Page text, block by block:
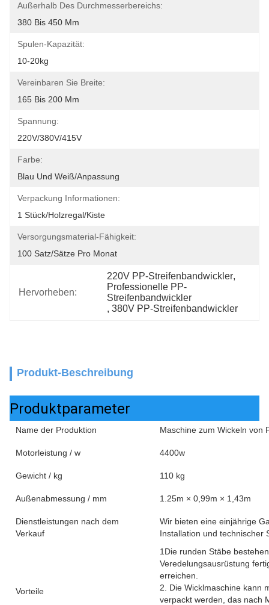
Außerhalb Des Durchmesserbereichs:
380 Bis 450 Mm
Spulen-Kapazität:
10-20kg
Vereinbaren Sie Breite:
165 Bis 200 Mm
Spannung:
220V/380V/415V
Farbe:
Blau Und Weiß/Anpassung
Verpackung Informationen:
1 Stück/Holzregal/Kiste
Versorgungsmaterial-Fähigkeit:
100 Satz/Sätze Pro Monat
Hervorheben:
220V PP-Streifenbandwickler,
Professionelle PP-
Streifenbandwickler
, 380V PP-Streifenbandwickler
Produkt-Beschreibung
Produktparameter
Name der Produktion Maschine zum Wickeln von
Motorleistung / w 4400w
Gewicht / kg 110 kg
Außenabmessung / mm 1.25m × 0,99m × 1,43m
Dienstleistungen nach dem
Verkauf
Wir bieten eine einjährige
Installation und technischer
Vorteile
1Die runden Stäbe
Veredelungsausrüstung
erreichen.
2. Die Wicklmaschine kann
verpackt werden, das nach